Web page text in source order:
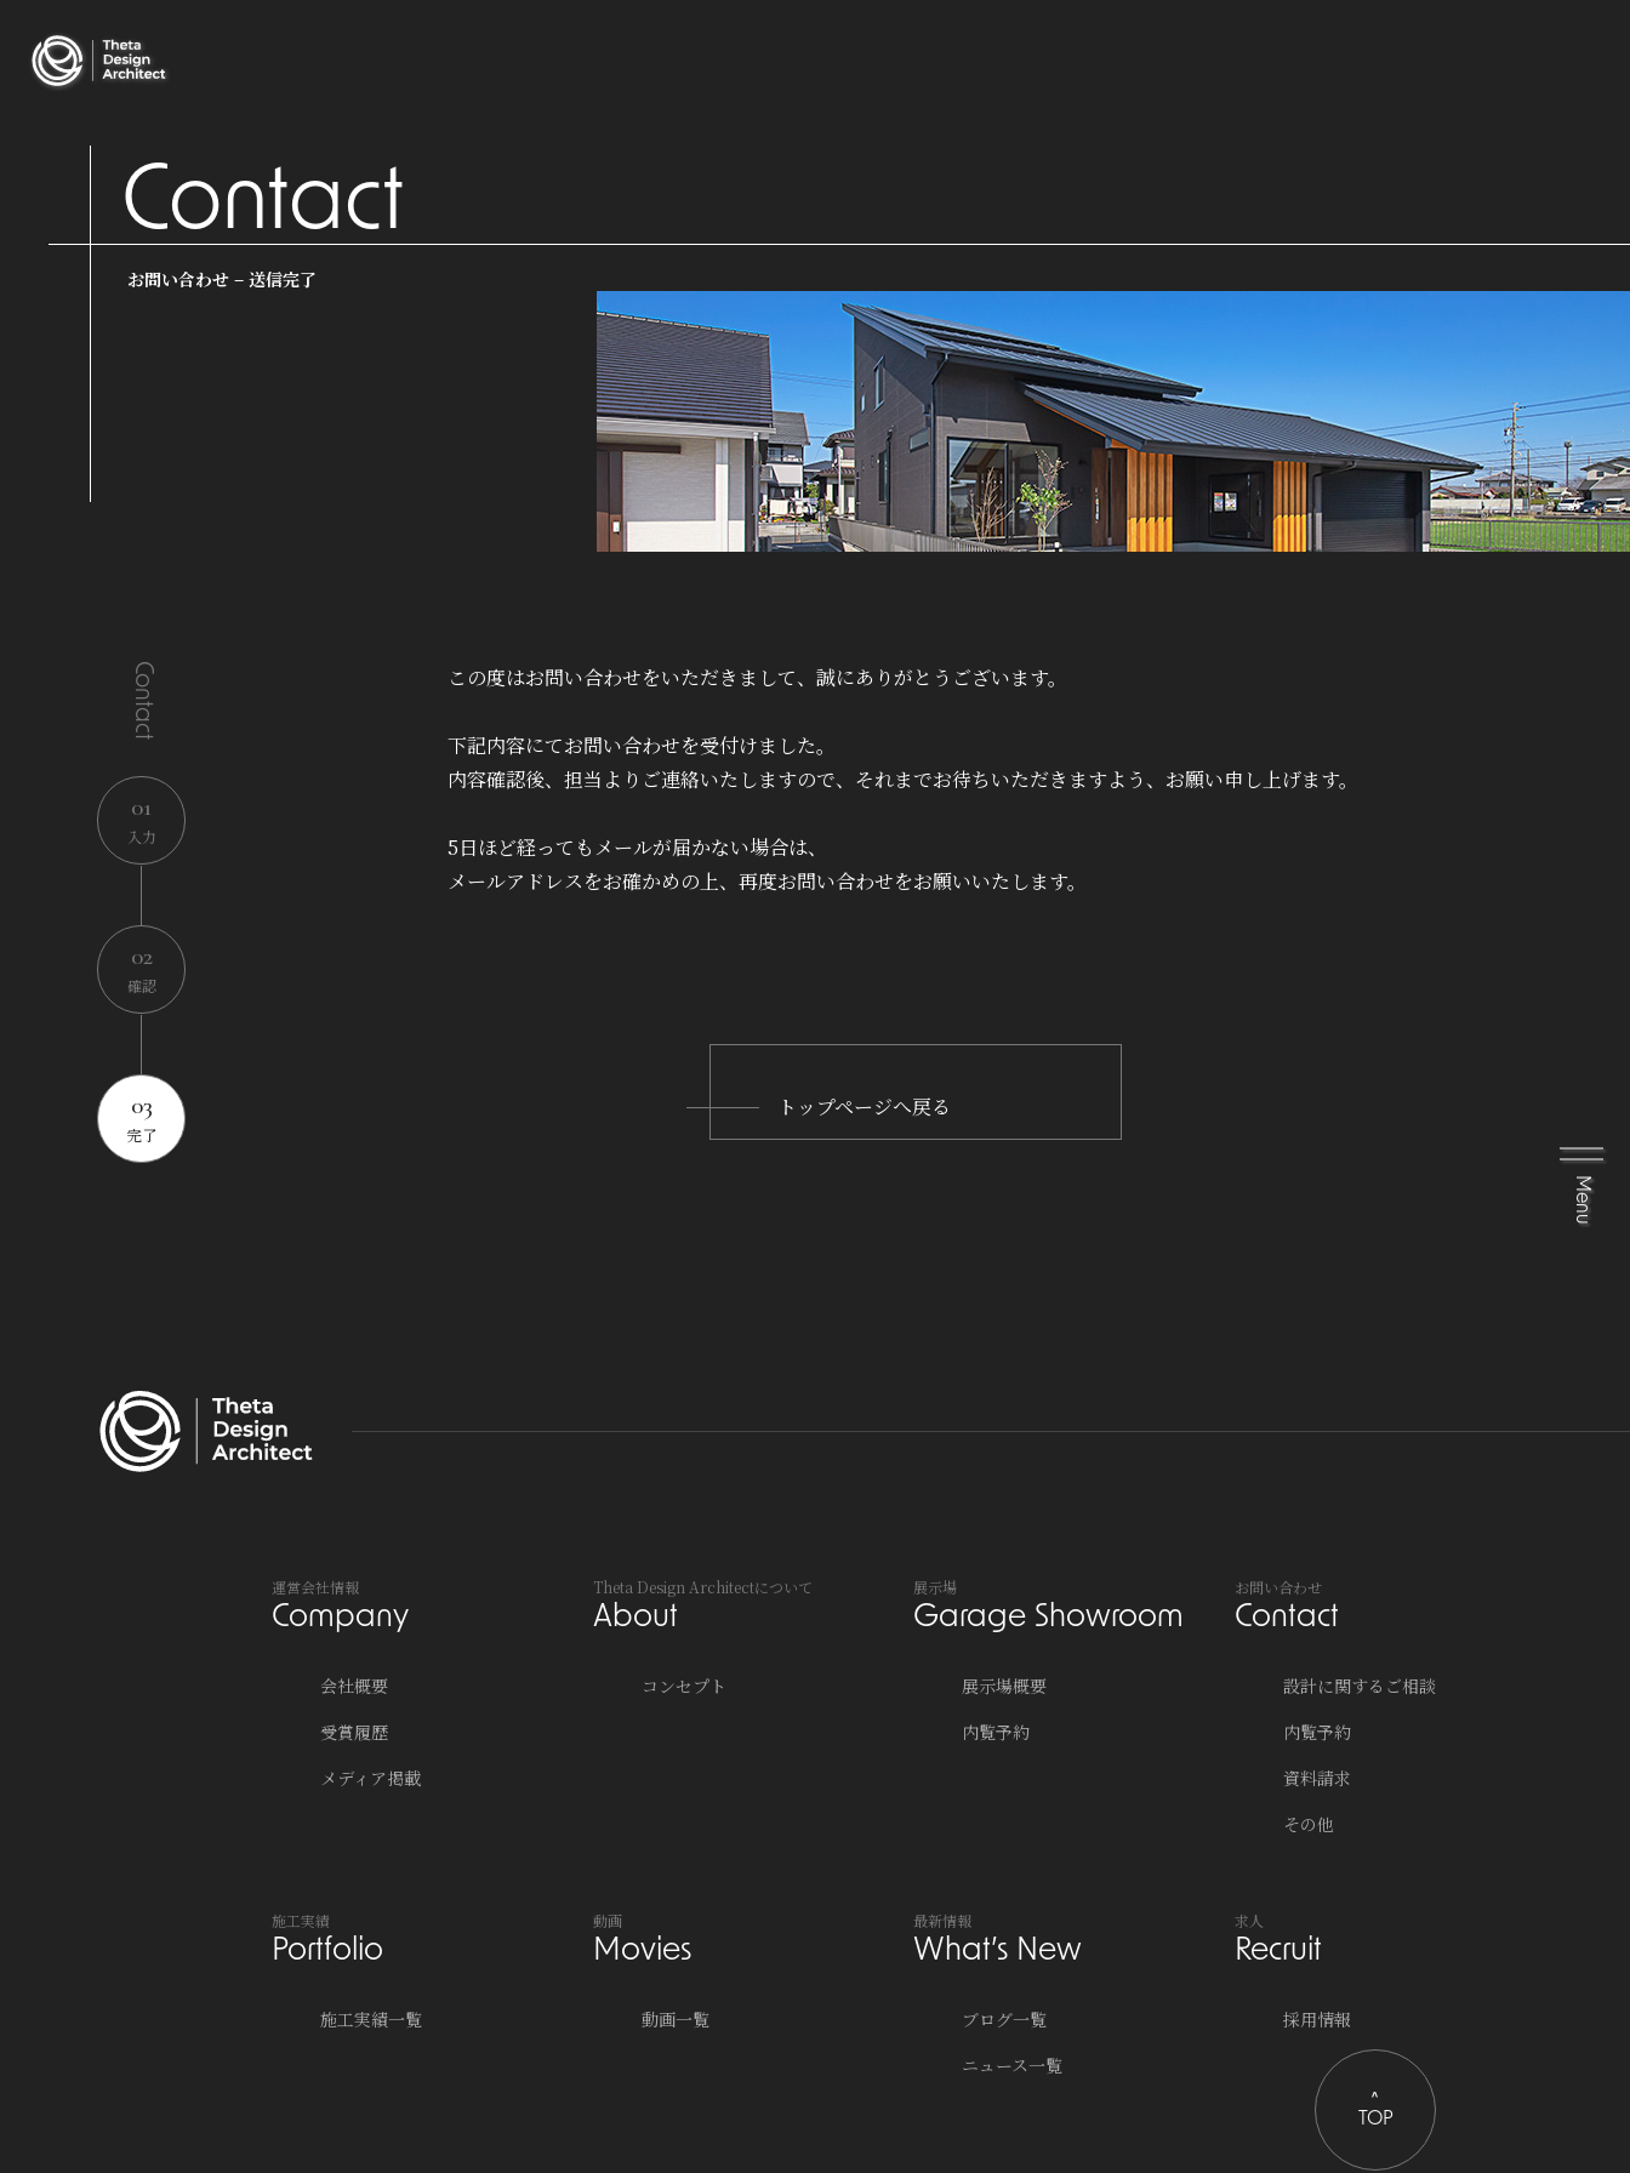
C
o
M
e
n
u
Contact
お問い合わせ – 送信完了
Contact
01
入力
02
確認
03
完了
この度はお問い合わせをいただきまして、誠にありがとうございます。
下記内容にてお問い合わせを受付けました。
内容確認後、担当よりご連絡いたしますので、 それまでお待ちいただきますよう、お願い申し上げます。
5日ほど経ってもメールが届かない場合は、
メールアドレスをお確かめの上、再度お問い合わせをお願いいたします。
トップページへ戻る
運営会社情報
Company
会社概要
受賞履歴
メディア掲載
Theta Design Architectについて
About
コンセプト
展示場
Garage Showroom
展示場概要
内覧予約
お問い合わせ
Contact
設計に関するご相談
内覧予約
資料請求
その他
施工実績
Portfolio
施工実績一覧
動画
Movies
動画一覧
最新情報
What’s New
ブログ一覧
ニュース一覧
求人
Recruit
採用情報
TOP